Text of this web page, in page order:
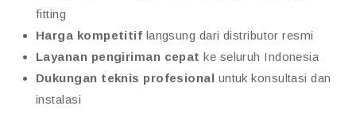
fitting
Harga kompetitif langsung dari distributor resmi
Layanan pengiriman cepat ke seluruh Indonesia
Dukungan teknis profesional untuk konsultasi dan
instalasi